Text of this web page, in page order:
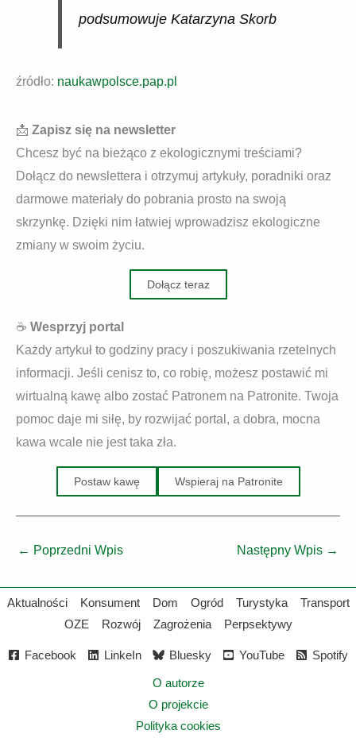
podsumowuje Katarzyna Skorb
źródło: naukawpolsce.pap.pl
📩 Zapisz się na newsletter
Chcesz być na bieżąco z ekologicznymi treściami?
Dołącz do newslettera i otrzymuj artykuły, poradniki oraz
darmowe materiały do pobrania prosto na swoją
skrzynkę. Dzięki nim łatwiej wprowadzisz ekologiczne
zmiany w swoim życiu.
Dołącz teraz
☕ Wesprzyj portal
Każdy artykuł to godziny pracy i poszukiwania rzetelnych
informacji. Jeśli cenisz to, co robię, możesz postawić mi
wirtualną kawę albo zostać Patronem na Patronite. Twoja
pomoc daje mi siłę, by rozwijać portal, a dobra, mocna
kawa wcale nie jest taka zła.
Postaw kawę Wspieraj na Patronite
← Poprzedni Wpis Następny Wpis →
Aktualności Konsument Dom Ogród Turystyka
Transport
OZE
Rozwój Zagrożenia Perpsektywy
Facebook LinkeIn Bluesky YouTube Spotify
O autorze
O projekcie
Polityka cookies